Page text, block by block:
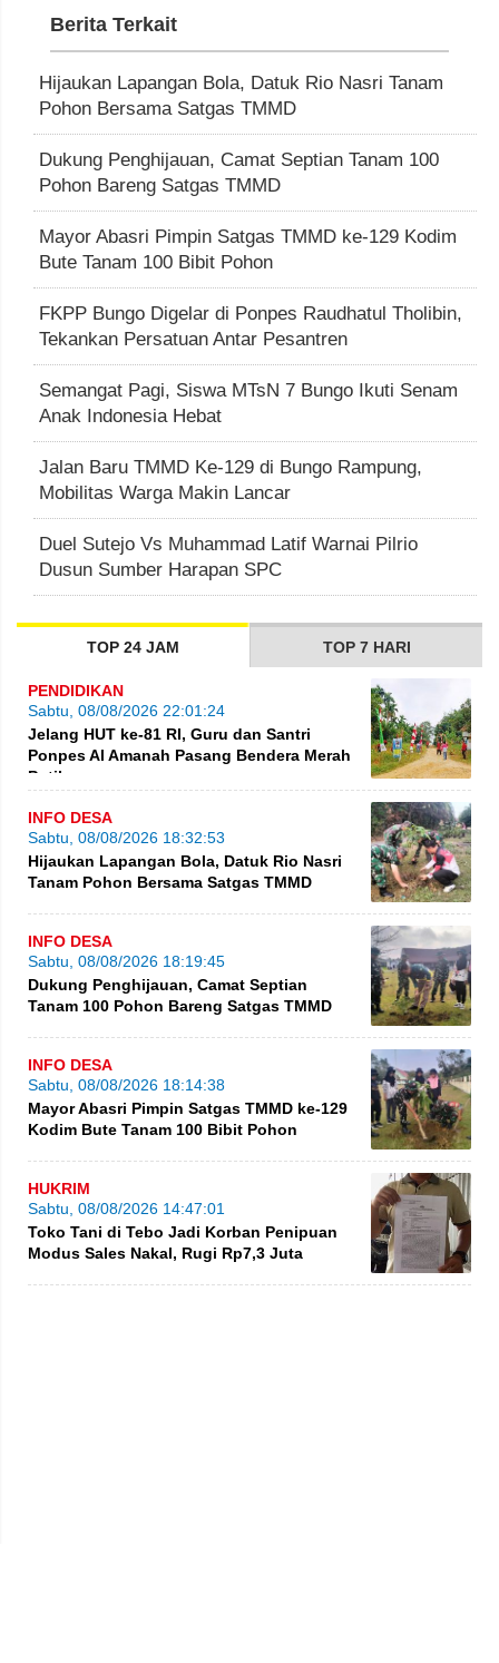
Berita Terkait
Hijaukan Lapangan Bola, Datuk Rio Nasri Tanam
Pohon Bersama Satgas TMMD
Dukung Penghijauan, Camat Septian Tanam 100
Pohon Bareng Satgas TMMD
Mayor Abasri Pimpin Satgas TMMD ke-129 Kodim
Bute Tanam 100 Bibit Pohon
FKPP Bungo Digelar di Ponpes Raudhatul Tholibin,
Tekankan Persatuan Antar Pesantren
Semangat Pagi, Siswa MTsN 7 Bungo Ikuti Senam
Anak Indonesia Hebat
Jalan Baru TMMD Ke-129 di Bungo Rampung,
Mobilitas Warga Makin Lancar
Duel Sutejo Vs Muhammad Latif Warnai Pilrio
Dusun Sumber Harapan SPC
TOP 24 JAM TOP 7 HARI
PENDIDIKAN
Sabtu, 08/08/2026 22:01:24
Jelang HUT ke-81 RI, Guru dan Santri
Ponpes Al Amanah Pasang Bendera Merah
Putih
INFO DESA
Sabtu, 08/08/2026 18:32:53
Hijaukan Lapangan Bola, Datuk Rio Nasri
Tanam Pohon Bersama Satgas TMMD
INFO DESA
Sabtu, 08/08/2026 18:19:45
Dukung Penghijauan, Camat Septian
Tanam 100 Pohon Bareng Satgas TMMD
INFO DESA
Sabtu, 08/08/2026 18:14:38
Mayor Abasri Pimpin Satgas TMMD ke-129
Kodim Bute Tanam 100 Bibit Pohon
HUKRIM
Sabtu, 08/08/2026 14:47:01
Toko Tani di Tebo Jadi Korban Penipuan
Modus Sales Nakal, Rugi Rp7,3 Juta